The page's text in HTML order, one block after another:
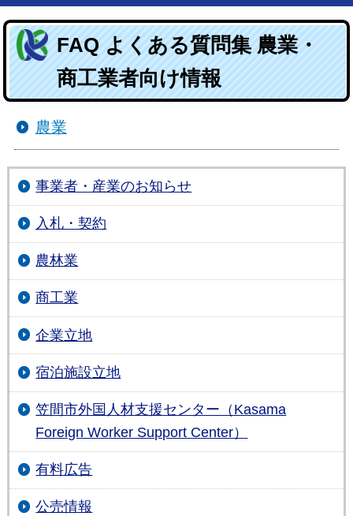
FAQ よくある質問集 農業・
商工業者向け情報
農業
事業者・産業のお知らせ
入札・契約
農林業
商工業
企業立地
宿泊施設立地
笠間市外国人材支援センター（Kasama
Foreign Worker Support Center）
有料広告
公売情報